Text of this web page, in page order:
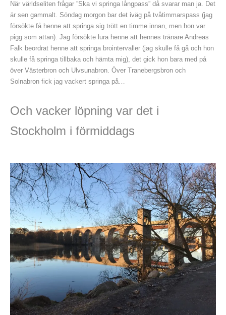
När världseliten frågar ”Ska vi springa långpass” då svarar man ja. Det
är sen gammalt. Söndag morgon bar det iväg på tvåtimmarspass (jag
försökte få henne att springa sig trött en timme innan, men hon var
pigg som attan). Jag försökte lura henne att hennes tränare Andreas
Falk beordrat henne att springa brointervaller (jag skulle få gå och hon
skulle få springa tillbaka och hämta mig), det gick hon bara med på
över Västerbron och Ulvsunabron. Över Tranebergsbron och
Solnabron fick jag vackert springa på…
Och vacker löpning var det i
Stockholm i förmiddags